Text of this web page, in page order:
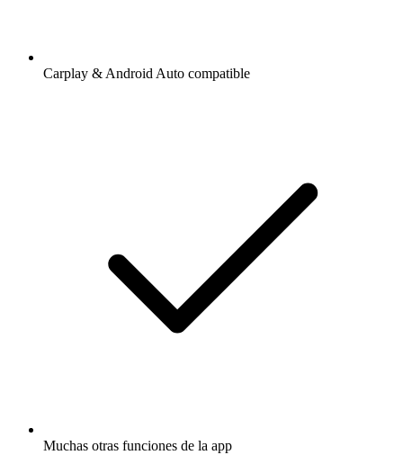
Carplay & Android Auto compatible
Muchas otras funciones de la app